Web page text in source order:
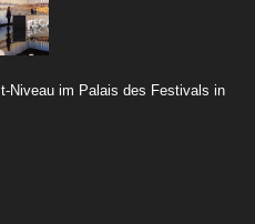
Niveau im Palais des Festivals in